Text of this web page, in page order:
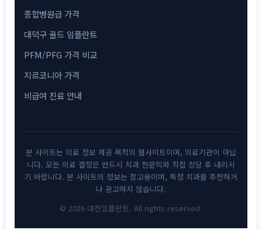
종합병원급 가격
대덕구 골드 임플란트
PFM/PFG 가격 비교
지르코니아 가격
비급여 진료 안내
본 사이트는 의료 정보 제공 목적의 웹사이트이며, 의료기관이 아닙
니다. 모든 의료 결정은 반드시 치과 전문의와 직접 상담 후 내리시
기 바랍니다. 본 사이트의 정보는 참고용이며, 특정 치과를 추천하거
나 광고하지 않습니다.
© 2026 대전임플란트. All rights reserved.